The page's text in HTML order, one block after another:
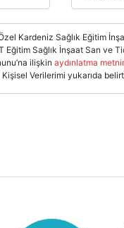
Kardeniz Sağlık Eğitim
Eğitim Sağlık İnşaat San ve
ilişkin aydınlatma
Kişisel Verilerimi yukarıda
Kişisel Verilerin
yasalar gereğince
ürün / hizmet sunması,
ve işlemin sahibini ve